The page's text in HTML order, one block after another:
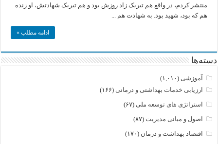
منتشر کردم، در واقع هم تبریک زاد روزش بود و هم تبریک شهادتش، او زنده
هم که بود، شهید بود. به شهادت هم ...
ادامه مطلب »
دسته‌ها
آموزشی (۱,۰۱۰)
ارزیابی خدمات بهداشتی و درمانی (۱۶۶)
استراتژی های توسعه ملی (۶۷)
اصول و مبانی مدیریت (۸۷)
اقتصاد بهداشت و درمان (۱۷۰)